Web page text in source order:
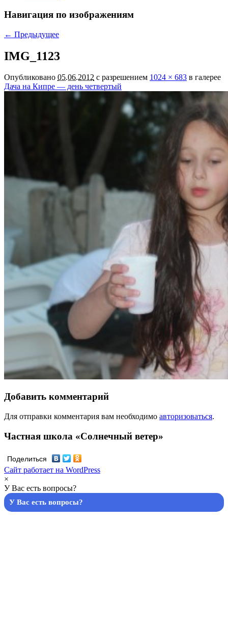
Навигация по изображениям
← Предыдущее
IMG_1123
Опубликовано 05.06.2012 с разрешением 1024 × 683 в галерее
Дача на Кипре — день четвертый
Добавить комментарий
Для отправки комментария вам необходимо авторизоваться.
Частная школа «Солнечный ветер»
Поделиться
Сайт работает на WordPress
×
У Вас есть вопросы?
У Вас есть вопросы?